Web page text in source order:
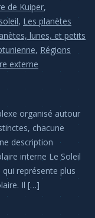
de Kuiper,
, Les planètes
lunes, et petits
, Régions
externe
organisé autour
chacune
description
interne Le Soleil
représente plus
Il […]